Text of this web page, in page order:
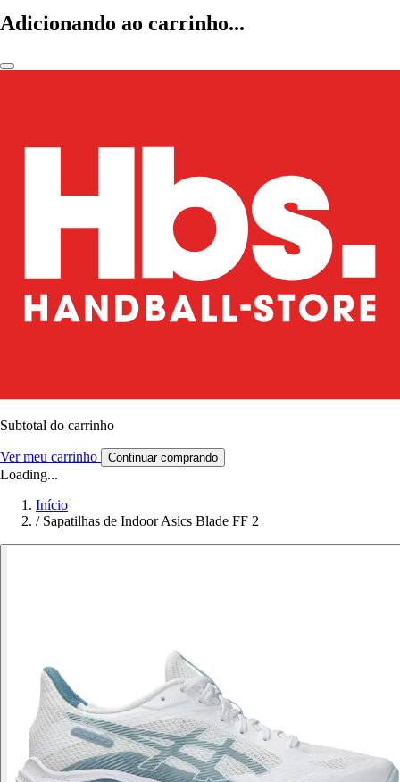
Adicionando ao carrinho...
Subtotal do carrinho
Ver meu carrinho Continuar comprando
Loading...
Início
/ Sapatilhas de Indoor Asics Blade FF 2